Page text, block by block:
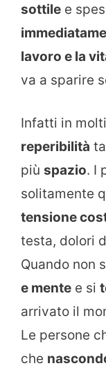
sottile e
lavoro e la
va a sparire
Infatti in
reperibilità
più spazio. I
solitamente
tensione
testa, dolori
Quando non
e mente e si
arrivato il
Le persone
che